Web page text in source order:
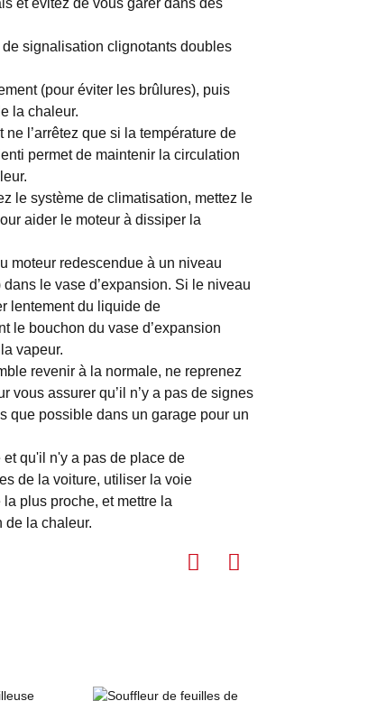
signalisation clignotants doubles
(pour éviter les brûlures), puis
la chaleur.
l’arrêtez que si la température de
permet de maintenir la circulation
le système de climatisation, mettez le
aider le moteur à dissiper la
moteur redescendue à un niveau
le vase d’expansion. Si le niveau
lentement du liquide de
le bouchon du vase d’expansion
vapeur.
revenir à la normale, ne reprenez
vous assurer qu’il n’y a pas de signes
que possible dans un garage pour un
qu'il n'y a pas de place de
de la voiture, utiliser la voie
plus proche, et mettre la
de la chaleur.